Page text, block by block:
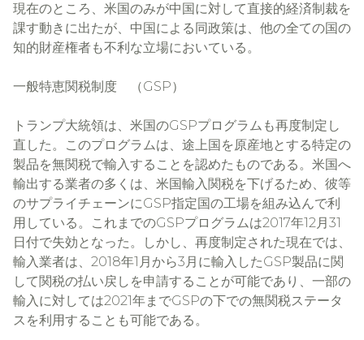
現在のところ、米国のみが中国に対して直接的経済制裁を
課す動きに出たが、中国による同政策は、他の全ての国の
知的財産権者も不利な立場においている。
一般特恵関税制度 （GSP）
トランプ大統領は、米国のGSPプログラムも再度制定し
直した。このプログラムは、途上国を原産地とする特定の
製品を無関税で輸入することを認めたものである。米国へ
輸出する業者の多くは、米国輸入関税を下げるため、彼等
のサプライチェーンにGSP指定国の工場を組み込んで利
用している。これまでのGSPプログラムは2017年12月31
日付で失効となった。しかし、再度制定された現在では、
輸入業者は、2018年1月から3月に輸入したGSP製品に関
して関税の払い戻しを申請することが可能であり、一部の
輸入に対しては2021年までGSPの下での無関税ステータ
スを利用することも可能である。